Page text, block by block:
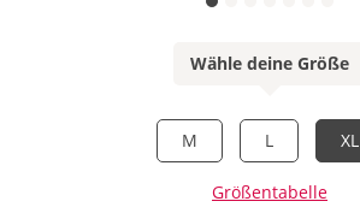
Wähle deine Größe
M L XL
Größentabelle